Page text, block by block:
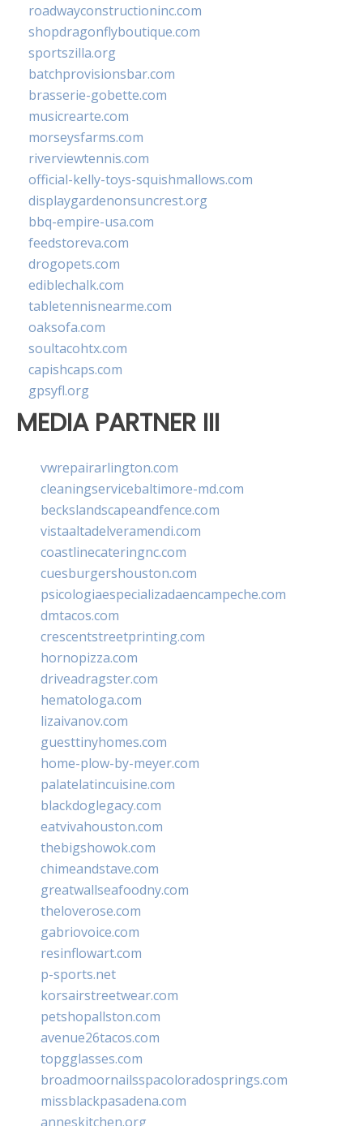
roadwayconstructioninc.com
shopdragonflyboutique.com
sportszilla.org
batchprovisionsbar.com
brasserie-gobette.com
musicrearte.com
morseysfarms.com
riverviewtennis.com
official-kelly-toys-squishmallows.com
displaygardenonsuncrest.org
bbq-empire-usa.com
feedstoreva.com
drogopets.com
ediblechalk.com
tabletennisnearme.com
oaksofa.com
soultacohtx.com
capishcaps.com
gpsyfl.org
MEDIA PARTNER III
vwrepairarlington.com
cleaningservicebaltimore-md.com
beckslandscapeandfence.com
vistaaltadelveramendi.com
coastlinecateringnc.com
cuesburgershouston.com
psicologiaespecializadaencampeche.com
dmtacos.com
crescentstreetprinting.com
hornopizza.com
driveadragster.com
hematologa.com
lizaivanov.com
guesttinyhomes.com
home-plow-by-meyer.com
palatelatincuisine.com
blackdoglegacy.com
eatvivahouston.com
thebigshowok.com
chimeandstave.com
greatwallseafoodny.com
theloverose.com
gabriovoice.com
resinflowart.com
p-sports.net
korsairstreetwear.com
petshopallston.com
avenue26tacos.com
topgglasses.com
broadmoornailsspacoloradosprings.com
missblackpasadena.com
anneskitchen.org